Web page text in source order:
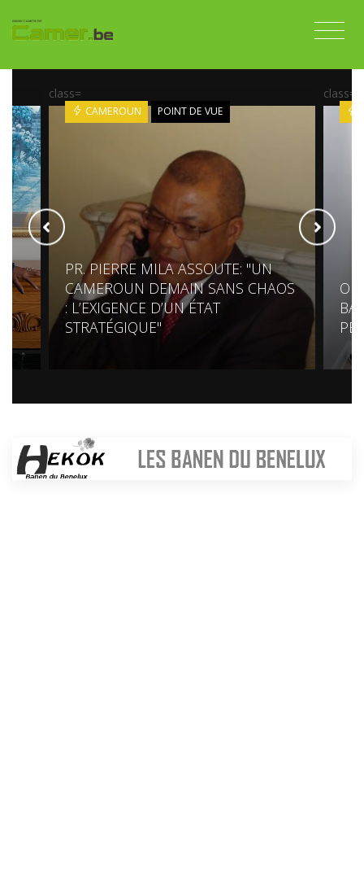
class=
CAMEROUN POINT DE VUE
PR. PIERRE MILA ASSOUTE: "UN
CAMEROUN DEMAIN SANS CHAOS
: L’EXIGENCE D’UN ÉTAT
STRATÉGIQUE"
class=